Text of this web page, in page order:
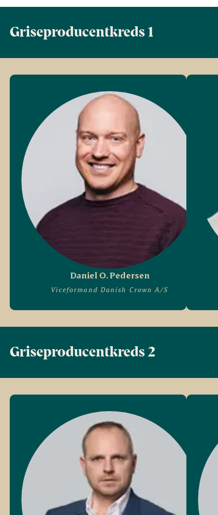
Griseproducentkreds 1
Daniel O. Pedersen
Viceformand Danish Crown A/S
Griseproducentkreds 2